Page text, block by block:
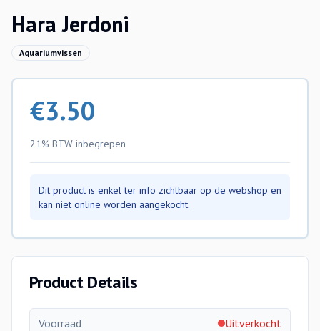
Hara Jerdoni
Aquariumvissen
€3.50
21% BTW inbegrepen
Dit product is enkel ter info zichtbaar op de webshop en
kan niet online worden aangekocht.
Product Details
Voorraad Uitverkocht